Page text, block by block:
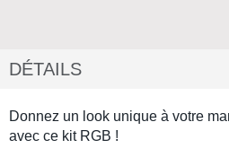
DÉTAILS
Donnez un look unique à votre
avec ce kit RGB !